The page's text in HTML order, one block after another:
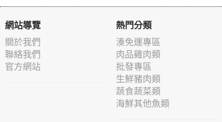
網站導覽
關於我們
聯絡我們
官方網站
熱門分類
湊免運專區
肉品雞肉類
批發專區
生鮮豬肉類
蔬食蔬菜類
海鮮其他魚類